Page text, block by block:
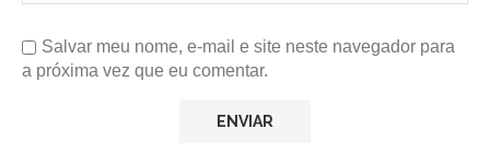
Salvar meu nome, e-mail e site neste navegador para
a próxima vez que eu comentar.